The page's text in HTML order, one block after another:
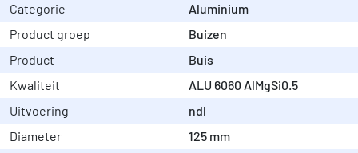
Categorie
Aluminium
Product groep
Buizen
Product
Buis
Kwaliteit
ALU 6060 AlMgSi0.5
Uitvoering
ndl
Diameter
125 mm